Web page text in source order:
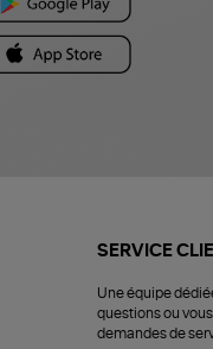
SERVICE
Une équipe
questions ou
demandes de